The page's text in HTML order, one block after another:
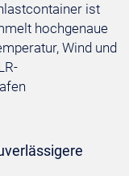
ist
hochgenaue
Wind und